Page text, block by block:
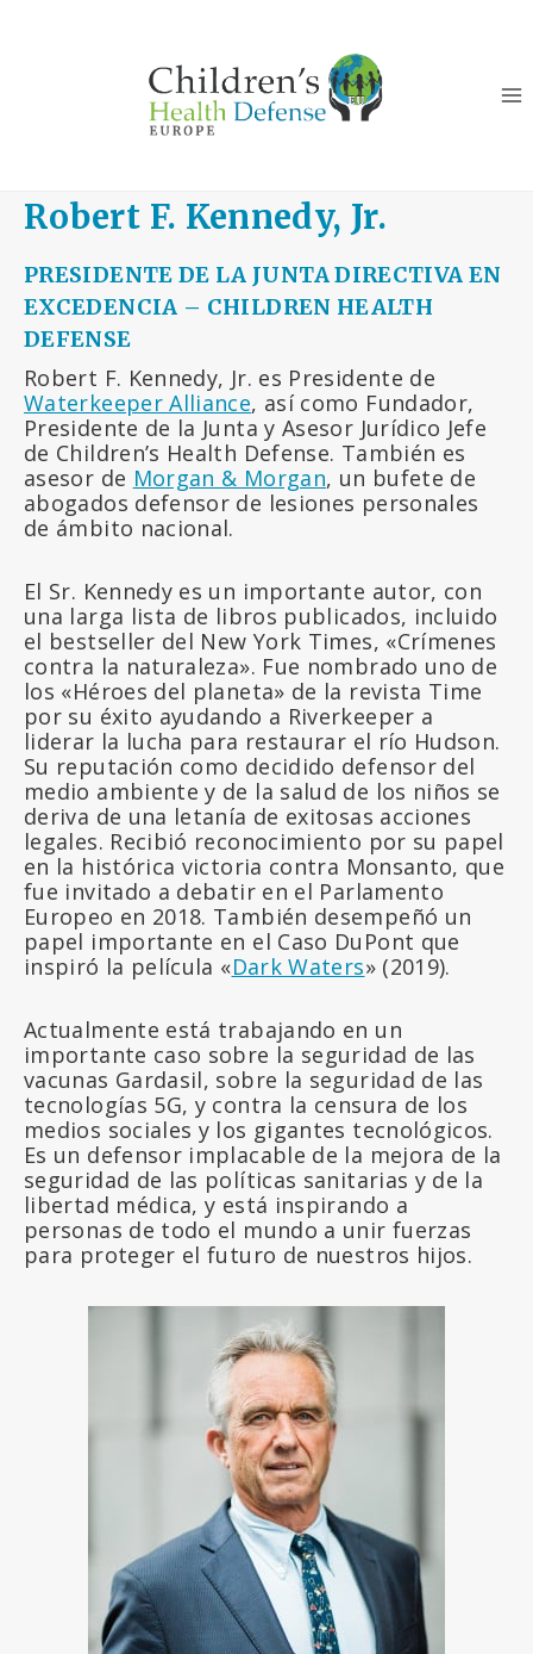
Robert F. Kennedy, Jr.
PRESIDENTE DE LA JUNTADIRECTIVA EN
EXCEDENCIA – CHILDREN HEALTH
DEFENSE
Robert F. Kennedy, Jr. es Presidente de
Waterkeeper Alliance, así como Fundador,
Presidente de la Junta y Asesor Jurídico Jefe
de Children’s Health Defense. También es
asesor de Morgan & Morgan, un bufete de
abogados defensor de lesiones personales
de ámbito nacional.
El Sr. Kennedy es un importante autor, con
una larga lista de libros publicados, incluido
el bestseller del New York Times, «Crímenes
contra la naturaleza». Fue nombrado uno de
los «Héroes del planeta» de la revista Time
por su éxito ayudando a Riverkeeper a
liderar la lucha para restaurar el río Hudson.
Su reputación como decidido defensor del
medio ambiente y de la salud de los niños se
deriva de una letanía de exitosas acciones
legales. Recibió reconocimiento por su papel
en la histórica victoria contra Monsanto, que
fue invitado a debatir en el Parlamento
Europeo en 2018. También desempeñó un
papel importante en el Caso DuPont que
inspiró la película «Dark Waters» (2019).
Actualmente está trabajando en un
importante caso sobre la seguridad de las
vacunas Gardasil, sobre la seguridad de las
tecnologías 5G, y contra la censura de los
medios sociales y los gigantes tecnológicos.
Es un defensor implacable de la mejora de la
seguridad de las políticas sanitarias y de la
libertad médica, y está inspirando a
personas de todo el mundo a unir fuerzas
para proteger el futuro de nuestros hijos.